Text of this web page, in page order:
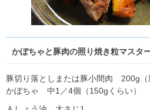
かぼちゃと豚肉の照り焼き粒マスタ
豚切り落としまたは豚小間肉 200g（
かぼちゃ 中1／4個（150gくらい）